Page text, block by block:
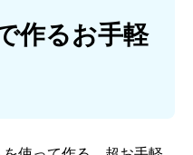
作るお手軽